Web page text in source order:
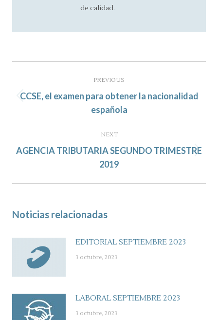
de calidad.
PREVIOUS
Previous
post:
CCSE, el examen para obtener la nacionalidad
española
NEXT
Next
post:
AGENCIA TRIBUTARIA SEGUNDO TRIMESTRE
2019
Noticias relacionadas
EDITORIAL SEPTIEMBRE 2023
3 octubre, 2023
LABORAL SEPTIEMBRE 2023
3 octubre, 2023